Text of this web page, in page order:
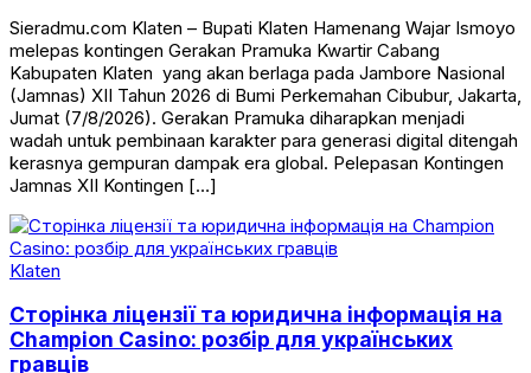
Sieradmu.com Klaten – Bupati Klaten Hamenang Wajar Ismoyo
melepas kontingen Gerakan Pramuka Kwartir Cabang
Kabupaten Klaten yang akan berlaga pada Jambore Nasional
(Jamnas) XII Tahun 2026 di Bumi Perkemahan Cibubur, Jakarta,
Jumat (7/8/2026). Gerakan Pramuka diharapkan menjadi
wadah untuk pembinaan karakter para generasi digital ditengah
kerasnya gempuran dampak era global. Pelepasan Kontingen
Jamnas XII Kontingen […]
Klaten
Сторінка ліцензії та юридична інформація на
Champion Casino: розбір для українських
гравців